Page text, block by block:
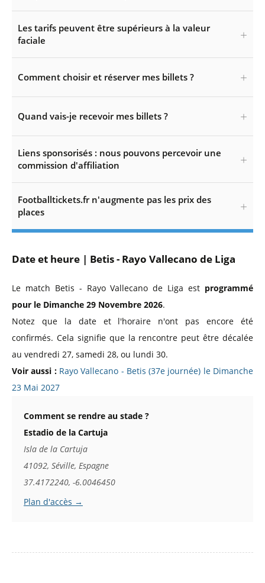
Les tarifs peuvent être supérieurs à la valeur
faciale
Comment choisir et réserver mes billets ?
Quand vais-je recevoir mes billets ?
Liens sponsorisés : nous pouvons percevoir une
commission d'affiliation
Footballtickets.fr n'augmente pas les prix des
places
Date et heure | Betis - Rayo Vallecano de Liga
Le match Betis - Rayo Vallecano de Liga est programmé
pour le Dimanche 29 Novembre 2026.
Notez que la date et l'horaire n'ont pas encore été
confirmés. Cela signifie que la rencontre peut être décalée
au vendredi 27, samedi 28, ou lundi 30.
Voir aussi : Rayo Vallecano - Betis (37e journée) le Dimanche
23 Mai 2027
Comment se rendre au stade ?
Estadio de la Cartuja
Isla de la Cartuja
41092, Séville, Espagne
37.4172240, -6.0046450
Plan d'accès →